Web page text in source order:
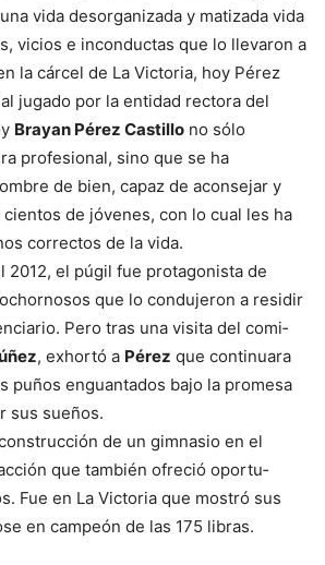
vida desor­ganizada y matizada vi­da
vicios e inconductas que lo llevaron a
la cárcel de La Victoria, hoy Pérez
jugado por la entidad rectora del
Brayan Pérez Castillo no sólo
pro­fesional, sino que se ha
de bien, capaz de acon­sejar y
de jóvenes, con lo cual les ha
correctos de la vida.
2012, el púgil fue prota­gonista de
que lo condujeron a residir
Pe­ro tras una visita del comi­
, exhortó a Pérez que conti­nuara
puños enguantados bajo la promesa
sus sueños.
de un gimnasio en el
que también ofreció oportu­
Fue en La Victoria que mostró sus
en campeón de las 175 libras.